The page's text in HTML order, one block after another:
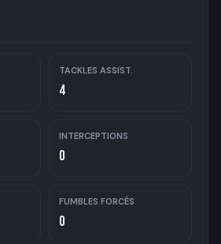
TACKLES ASSIST.
4
INTERCEPTIONS
0
FUMBLES FORCÉS
0